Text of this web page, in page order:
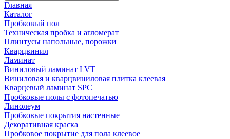
Главная
Каталог
Пробковый пол
Техническая пробка и агломерат
Плинтусы напольные, порожки
Кварцвинил
Ламинат
Виниловый ламинат LVT
Виниловая и кварцвиниловая плитка клеевая
Кварцевый ламинат SPC
Пробковые полы с фотопечатью
Линолеум
Пробковые покрытия настенные
Декоративная краска
Пробковое покрытие для пола клеевое